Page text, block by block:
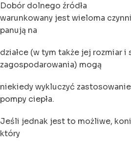
Dobór dolnego źródła
warunkowany jest wieloma
panują na
działce (w tym także jej rozmiar i
zagospodarowania) mogą
niekiedy wykluczyć
pompy ciepła.
Jeśli jednak jest to możliwe,
który